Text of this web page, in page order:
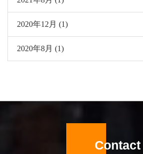
2020年12月 (1)
2020年8月 (1)
Contact